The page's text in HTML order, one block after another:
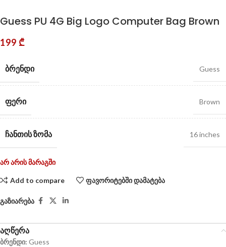
Guess PU 4G Big Logo Computer Bag Brown
199 ₾
ᲑᲠᲔᲜᲓᲘ Guess
ᲤᲔᲠᲘ Brown
ᲩᲐᲜᲗᲘᲡ ᲖᲝᲛᲐ 16 inches
არ არის მარაგში
Add to compare ფავორიტებში დამატება
გაზიარება
აღწერა
ბრენდი: Guess